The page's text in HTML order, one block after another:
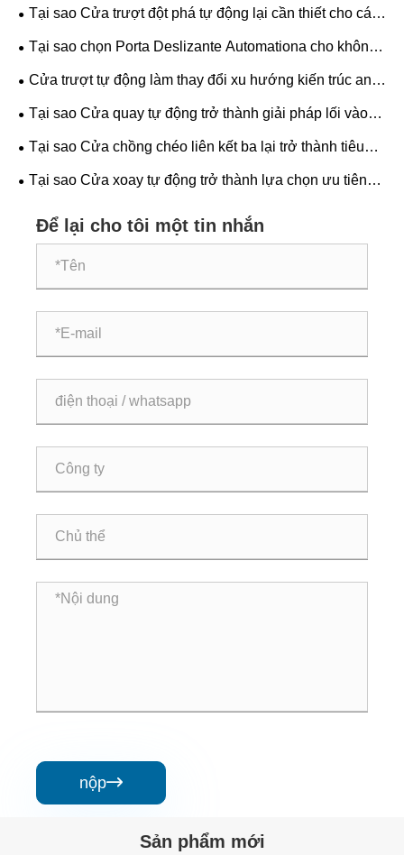
Tại sao Cửa trượt đột phá tự động lại cần thiết cho các
tòa nhà hiện đại?
Tại sao chọn Porta Deslizante Automationa cho không
gian hiện đại?
Cửa trượt tự động làm thay đổi xu hướng kiến ​​trúc an
toàn, hiệu quả và tương lai như thế nào?
Tại sao Cửa quay tự động trở thành giải pháp lối vào
ưa thích cho các tòa nhà thương mại?
Tại sao Cửa chồng chéo liên kết ba lại trở thành tiêu
chuẩn tương lai cho an toàn và hiệu quả công nghiệp?
Tại sao Cửa xoay tự động trở thành lựa chọn ưu tiên
Để lại cho tôi một tin nhắn
nộp
Sản phẩm mới